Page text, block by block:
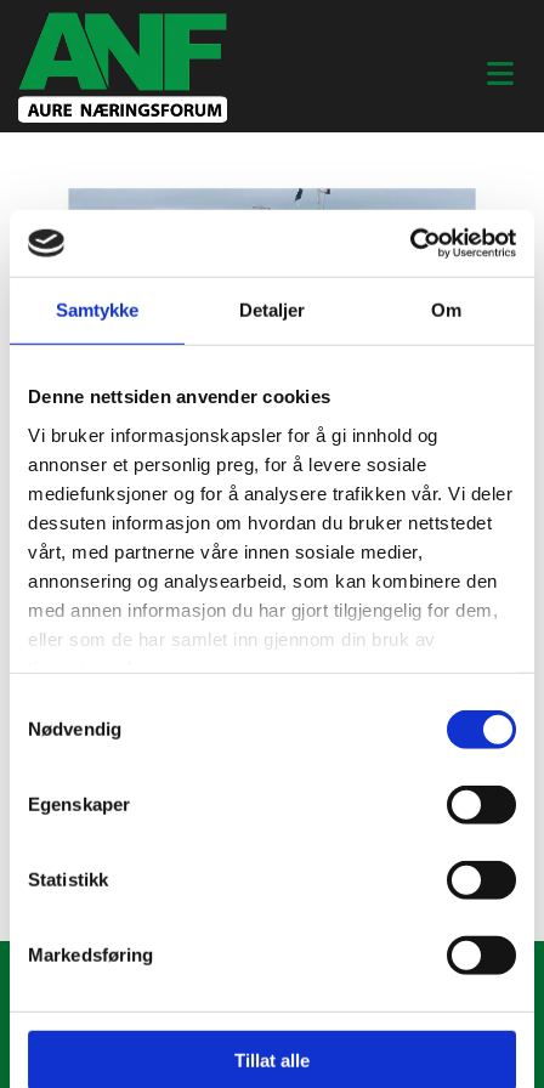
Samtykke Detaljer Om
Denne nettsiden anvender cookies
Vi bruker informasjonskapsler for å gi innhold og
annonser et personlig preg, for å levere sosiale
mediefunksjoner og for å analysere trafikken vår. Vi deler
dessuten informasjon om hvordan du bruker nettstedet
vårt, med partnerne våre innen sosiale medier,
annonsering og analysearbeid, som kan kombinere den
med annen informasjon du har gjort tilgjengelig for dem,
eller som de har samlet inn gjennom din bruk av
Nødvendig
Egenskaper
Statistikk
Markedsføring
Tillat alle
LEIF ARVE VINJE
Kontaktperson: Leif Arve Vinje
AURE NÆRINGSFORUM